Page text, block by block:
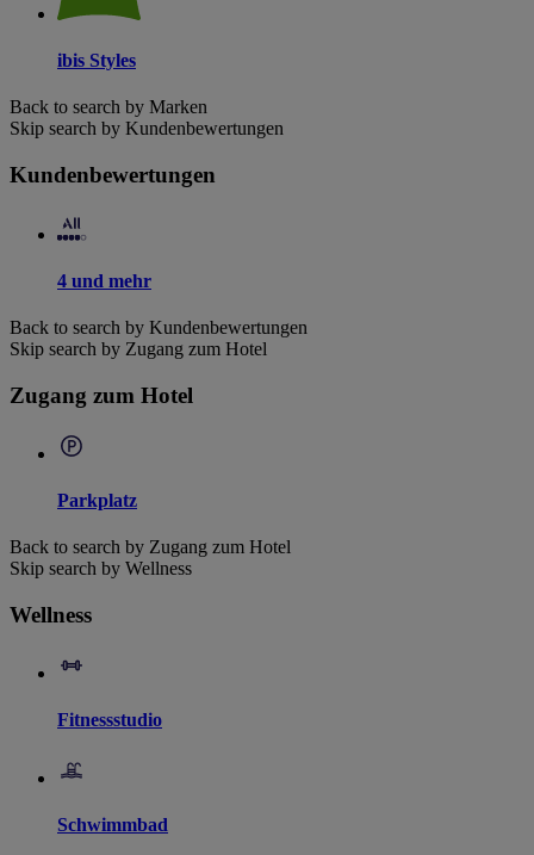
ibis Styles
Back to search by Marken
Skip search by Kundenbewertungen
Kundenbewertungen
4 und mehr
Back to search by Kundenbewertungen
Skip search by Zugang zum Hotel
Zugang zum Hotel
Parkplatz
Back to search by Zugang zum Hotel
Skip search by Wellness
Wellness
Fitnessstudio
Schwimmbad